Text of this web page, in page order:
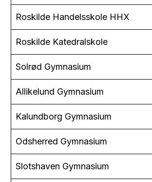
Roskilde Handelsskole HHX
Roskilde Katedralskole
Solrød Gymnasium
Allikelund Gymnasium
Kalundborg Gymnasium
Odsherred Gymnasium
Slotshaven Gymnasium